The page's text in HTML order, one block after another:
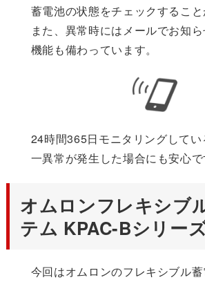
蓄電池の状態をチェックすること
また、異常時にはメールでお知
機能も備わっています。
24時間365日モニタリングして
一異常が発生した場合にも安心で
オムロンフレキシブ
テム KPAC-Bシリー
今回はオムロンのフレキシブル